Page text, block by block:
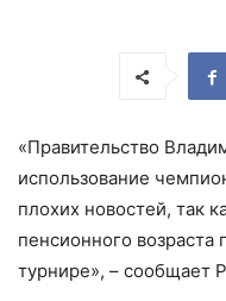
«Правительство
использование
плохих новостей, так
пенсионного
турнире», – сообщает